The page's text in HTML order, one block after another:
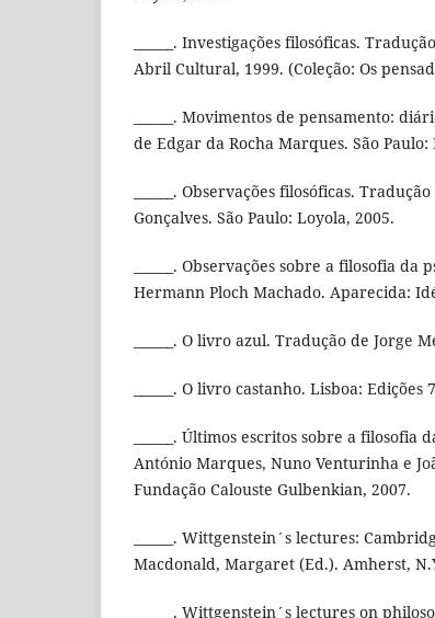
______. Investigações filosóficas.
Abril Cultural, 1999. (Coleção: Os
______. Movimentos de pensamento:
de Edgar da Rocha Marques. São Paulo:
______. Observações filosóficas.
Gonçalves. São Paulo: Loyola, 2005.
______. Observações sobre a filosofia
Hermann Ploch Machado. Aparecida:
______. O livro azul. Tradução de Jorge
______. O livro castanho. Lisboa: Edições
______. Últimos escritos sobre a
António Marques, Nuno Venturinha e
Fundação Calouste Gulbenkian, 2007.
______. Wittgenstein´s lectures:
Macdonald, Margaret (Ed.). Amherst,
______. Wittgenstein´s lectures on